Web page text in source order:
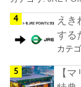
えき
する
カテ
【